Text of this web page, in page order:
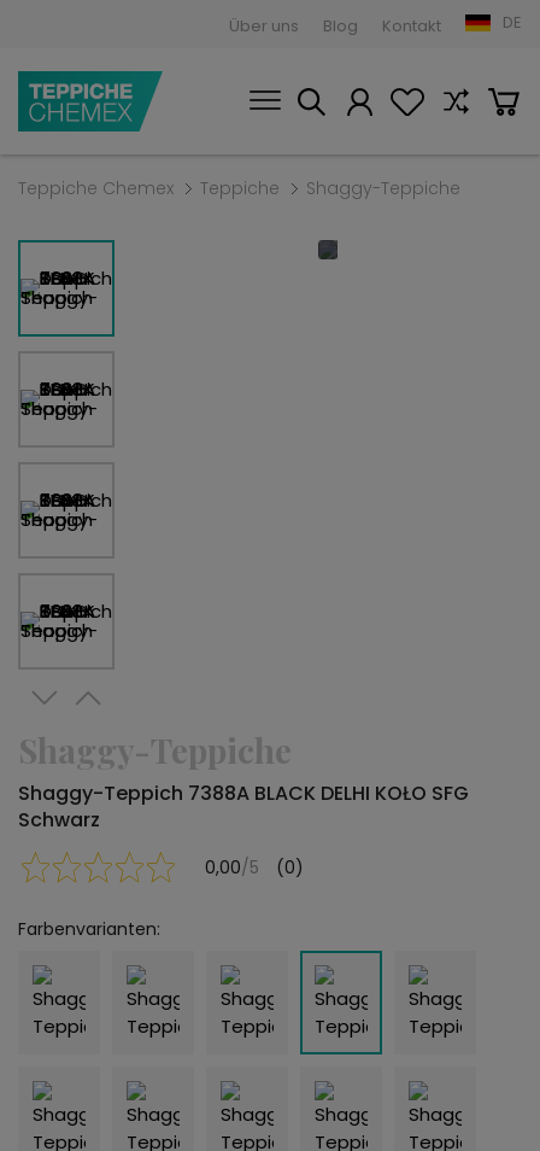
Über uns Blog Kontakt DE
Teppiche Chemex Teppiche Shaggy-Teppiche
Shaggy-Teppiche
Shaggy-Teppich 7388A BLACK DELHI KOŁO SFG
Schwarz
0,00/5 (0)
Farbenvarianten: